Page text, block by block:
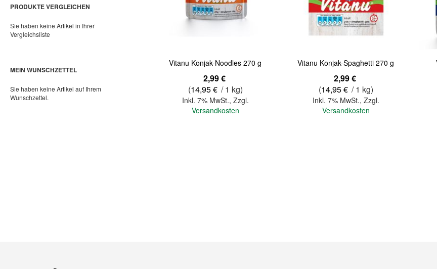
Vitanu Konjak-Noodles 270 g
2,99 €
(14,95 € / 1 kg)
Inkl. 7% MwSt., Zzgl.
Versandkosten
Vitanu Konjak-Spaghetti 270 g
2,99 €
(14,95 € / 1 kg)
Inkl. 7% MwSt., Zzgl.
Versandkosten
PRODUKTE VERGLEICHEN
Sie haben keine Artikel in Ihrer
Vergleichsliste
MEIN WUNSCHZETTEL
Sie haben keine Artikel auf Ihrem
Wunschzettel.